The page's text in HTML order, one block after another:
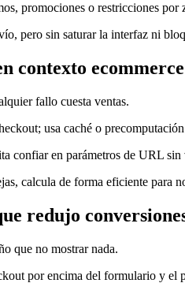
promociones o restricciones por
pero sin saturar la interfaz ni
contexto ecommerce
fallo cuesta ventas.
usa caché o
confiar en parámetros de URL
calcula de forma eficiente para
redujo
que no mostrar nada.
por encima del formulario y el